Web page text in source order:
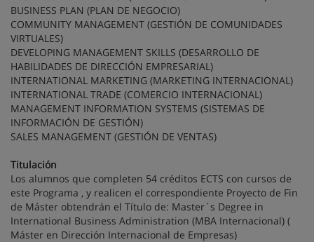
BUSINESS PLAN (PLAN DE NEGOCIO)
COMMUNITY MANAGEMENT (GESTIÓN DE COMUNIDADES
VIRTUALES)
DEVELOPING MANAGEMENT SKILLS (DESARROLLO DE
HABILIDADES DE DIRECCIÓN EMPRESARIAL)
INTERNATIONAL MARKETING (MARKETING INTERNACIONAL)
INTERNATIONAL TRADE (COMERCIO INTERNACIONAL)
MANAGEMENT INFORMATION SYSTEMS (SISTEMAS DE
INFORMACIÓN DE GESTIÓN)
SALES MANAGEMENT (GESTIÓN DE VENTAS)
Titulación
Los alumnos que completen 54 créditos ECTS con cursos de
este Programa , y realicen el correspondiente Proyecto de Fin
de Máster obtendrán el Título de: Master´s Degree in
International Business Administration (MBA Internacional) (
Máster en Dirección Internacional de Empresas)